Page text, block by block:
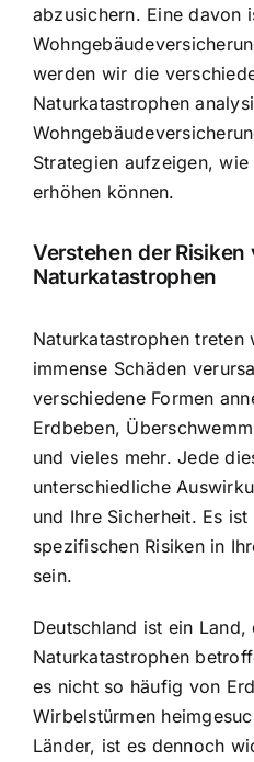
abzusichern. Eine davon
werden wir die
Naturkatastrophen
Strategien aufzeigen,
erhöhen können.
Verstehen der Risiken
Naturkatastrophen
Naturkatastrophen
immense Schäden
verschiedene Formen
Erdbeben,
und vieles mehr. Jede
unterschiedliche
und Ihre Sicherheit. Es
spezifischen Risiken in
sein.
Deutschland ist ein
Naturkatastrophen
es nicht so häufig von
Wirbelstürmen
Länder, ist es dennoch